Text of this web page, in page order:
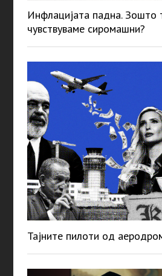
Инфлацијата падна. Зошто
чувствуваме сиромашни?
Тајните пилоти од